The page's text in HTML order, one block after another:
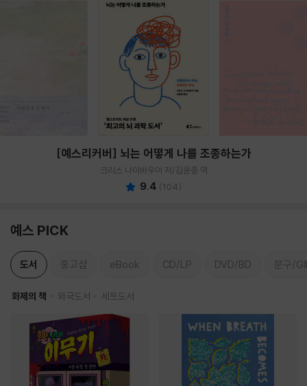
[예스리커버] 뇌는 어떻게 나를 조종하는가
크리스 나이바우어 저/김윤종 역
9.4 (104)
예스 PICK
도서 중고샵 eBook CD/LP DVD/BD 문구/
화제의 책 외국도서 세트도서